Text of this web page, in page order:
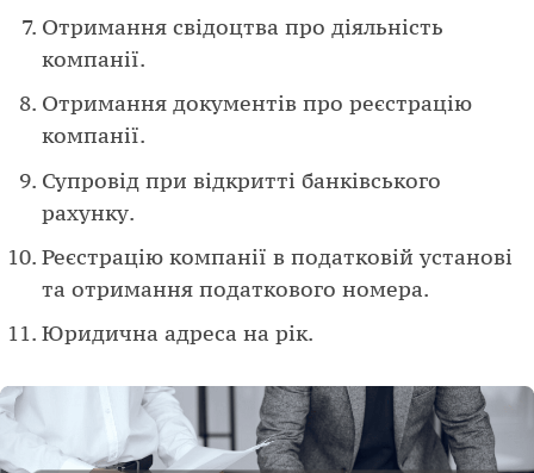
Отримання свідоцтва про діяльність
компанії.
Отримання документів про реєстрацію
компанії.
Супровід при відкритті банківського
рахунку.
Реєстрацію компанії в податковій установі
та отримання податкового номера.
Юридична адреса на рік.